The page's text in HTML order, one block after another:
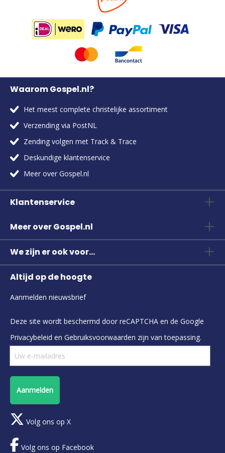
Waarom Gospel.nl?
Het meest complete christelijke assortiment
Verzending via PostNL
Zending volgen met Track & Trace
Deskundige klantenservice
Meer over Gospel.nl
Klantenservice
Meer over Gospel.nl
We zijn er ook voor...
Altijd op de hoogte
Aanmelden nieuwsbrief
Deze site wordt beschermd door reCAPTCHA en de Google
Privacybeleid en Gebruiksvoorwaarden zijn van toepassing.
Aanmelden
Volg ons op X
Volg ons op Facebook